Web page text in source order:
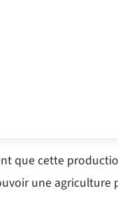
que cette
une agriculture